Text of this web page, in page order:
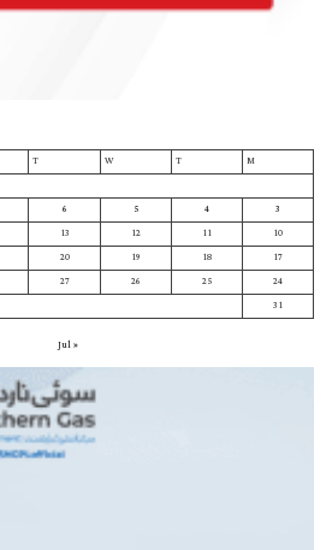
M
T
W
T
3
4
5
6
10
11
12
13
17
18
19
20
24
25
26
27
31
« Jul